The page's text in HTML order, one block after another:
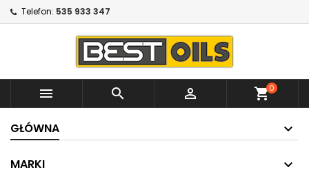
Telefon: 535 933 347
   shopping_cart0
GŁÓWNA
MARKI